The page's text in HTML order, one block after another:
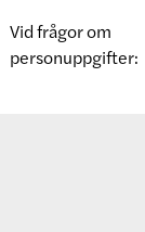
Vid frågor om
personuppgifter: